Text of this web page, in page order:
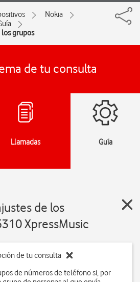
Nokia
grupos
de tu consulta
Llamadas Guía
de los
XpressMusic
de tu consulta
de números de teléfono si, por